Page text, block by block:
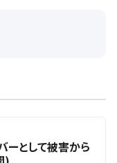
ーとして被害から